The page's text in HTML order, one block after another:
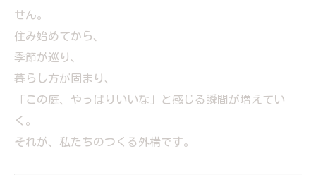
せん。
住み始めてから、
季節が巡り、
暮らし方が固まり、
「この庭、やっぱりいいな」と感じる瞬間が増えてい
く。
それが、私たちのつくる外構です。